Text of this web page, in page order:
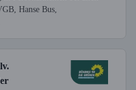
Hanse Bus,